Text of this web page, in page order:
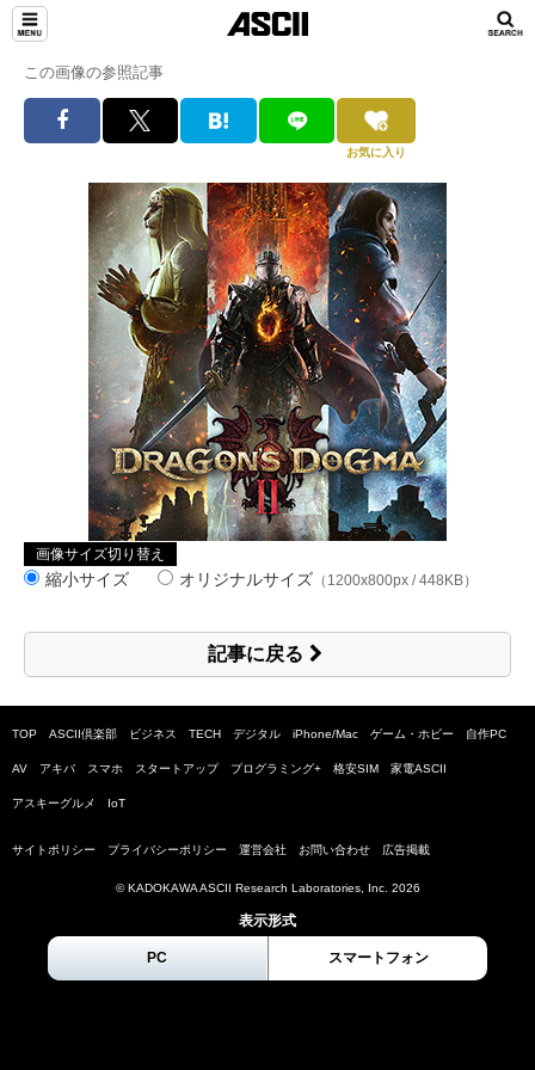
この画像の参照記事
お気に入り
画像サイズ切り替え
縮小サイズ オリジナルサイズ （1200x800px / 448KB）
記事に戻る
TOP ASCII倶楽部 ビジネス TECH デジタル iPhone/Mac ゲーム・ホビー 自作PC
AV アキバ スマホ スタートアップ プログラミング+ 格安SIM 家電ASCII
アスキーグルメ IoT
サイトポリシー プライバシーポリシー 運営会社 お問い合わせ 広告掲載
© KADOKAWA ASCII Research Laboratories, Inc. 2026
表示形式
PC スマートフォン